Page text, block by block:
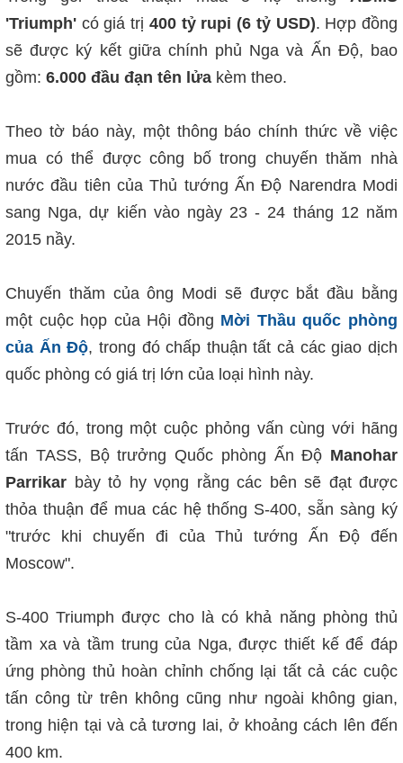
'Triumph' có giá trị 400 tỷ rupi (6 tỷ USD). Hợp đồng
sẽ được ký kết giữa chính phủ Nga và Ấn Độ, bao
gồm: 6.000 đầu đạn tên lửa kèm theo.
Theo tờ báo này, một thông báo chính thức về việc
mua có thể được công bố trong chuyến thăm nhà
nước đầu tiên của Thủ tướng Ấn Độ Narendra Modi
sang Nga, dự kiến vào ngày 23 - 24 tháng 12 năm
2015 nầy.
Chuyến thăm của ông Modi sẽ được bắt đầu bằng
một cuộc họp của Hội đồng Mời Thầu quốc phòng
của Ấn Độ, trong đó chấp thuận tất cả các giao dịch
quốc phòng có giá trị lớn của loại hình này.
Trước đó, trong một cuộc phỏng vấn cùng với hãng
tấn TASS, Bộ trưởng Quốc phòng Ấn Độ Manohar
Parrikar bày tỏ hy vọng rằng các bên sẽ đạt được
thỏa thuận để mua các hệ thống S-400, sẵn sàng ký
"trước khi chuyến đi của Thủ tướng Ấn Độ đến
Moscow".
S-400 Triumph được cho là có khả năng phòng thủ
tầm xa và tầm trung của Nga, được thiết kế để đáp
ứng phòng thủ hoàn chỉnh chống lại tất cả các cuộc
tấn công từ trên không cũng như ngoài không gian,
trong hiện tại và cả tương lai, ở khoảng cách lên đến
400 km.